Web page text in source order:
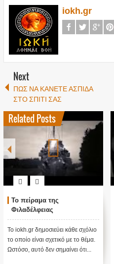
iokh.gr
Next
ΠΩΣ ΝΑ ΚΑΝΕΤΕ ΑΣΠΙΔΑ
ΣΤΟ ΣΠΙΤΙ ΣΑΣ
Related Posts
Εκβίασαν τον Μακάριο και
το λένε ανοιχτά οι
Βρετανικές μυστικές
υπηρεσίες...
Το iokh.gr δημοσιεύει κάθε σχόλιο
το οποίο είναι σχετικό με το θέμα.